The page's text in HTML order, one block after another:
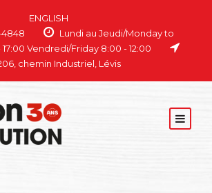
ENGLISH
4848
Lundi au Jeudi/Monday to
Vendredi/Friday 8:00 - 12:00
chemin Industriel, Lévis